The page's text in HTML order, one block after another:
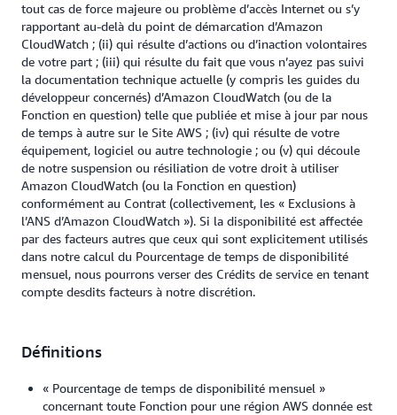
tout cas de force majeure ou problème d’accès Internet ou s’y
rapportant au-delà du point de démarcation d’Amazon
CloudWatch ; (ii) qui résulte d’actions ou d’inaction volontaires
de votre part ; (iii) qui résulte du fait que vous n’ayez pas suivi
la documentation technique actuelle (y compris les guides du
développeur concernés) d’Amazon CloudWatch (ou de la
Fonction en question) telle que publiée et mise à jour par nous
de temps à autre sur le Site AWS ; (iv) qui résulte de votre
équipement, logiciel ou autre technologie ; ou (v) qui découle
de notre suspension ou résiliation de votre droit à utiliser
Amazon CloudWatch (ou la Fonction en question)
conformément au Contrat (collectivement, les « Exclusions à
l’ANS d’Amazon CloudWatch »). Si la disponibilité est affectée
par des facteurs autres que ceux qui sont explicitement utilisés
dans notre calcul du Pourcentage de temps de disponibilité
mensuel, nous pourrons verser des Crédits de service en tenant
compte desdits facteurs à notre discrétion.
Définitions
« Pourcentage de temps de disponibilité mensuel »
concernant toute Fonction pour une région AWS donnée est